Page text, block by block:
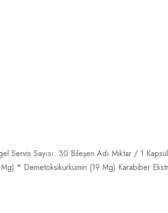
Servis Sayısı: 30 Bileşen Adı Miktar / 1
* Demetoksikurkumin (19 Mg) Karabiber